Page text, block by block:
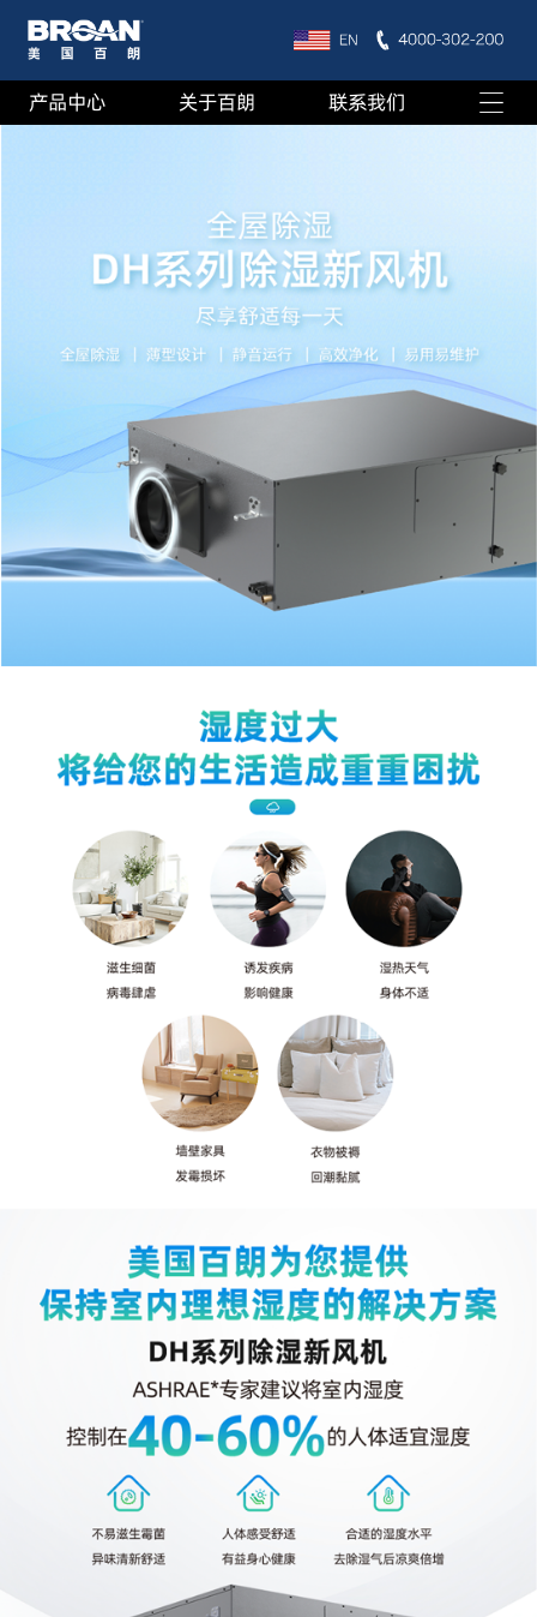
产品中心 关于百朗 联系我们